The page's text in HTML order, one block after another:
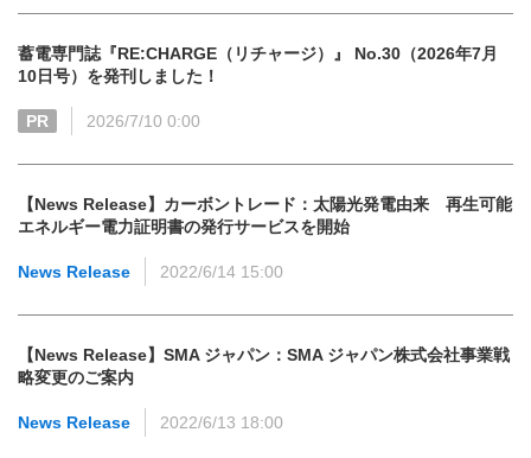
蓄電専門誌『RE:CHARGE（リチャージ）』 No.30（2026年7月
10日号）を発刊しました！
PR 2026/7/10 0:00
【News Release】カーボントレード：太陽光発電由来 再生可能
エネルギー電力証明書の発行サービスを開始
News Release 2022/6/14 15:00
【News Release】SMA ジャパン：SMA ジャパン株式会社事業戦
略変更のご案内
News Release 2022/6/13 18:00